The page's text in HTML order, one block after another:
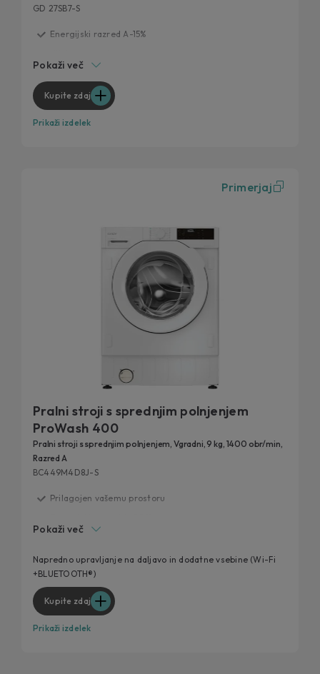
GD 27SB7-S
Energijski razred A-15%
Tehnologija ProActive Wash
Večja higiena
Pokaži več
Kupite zdaj
Prikaži izdelek
Primerjaj
Pralni stroji s sprednjim polnjenjem
ProWash 400
Pralni stroji s sprednjim polnjenjem, Vgradni, 9 kg, 1400 obr/min,
Razred A
BC449M4D8J-S
Prilagojen vašemu prostoru
AI Weight Sense tehnologija
Sistem ProMix
Pokaži več
Napredno upravljanje na daljavo in dodatne vsebine (Wi-Fi
+BLUETOOTH®)
Kupite zdaj
Prikaži izdelek